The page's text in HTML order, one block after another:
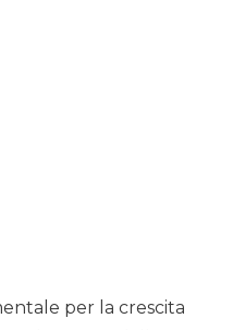
per la crescita